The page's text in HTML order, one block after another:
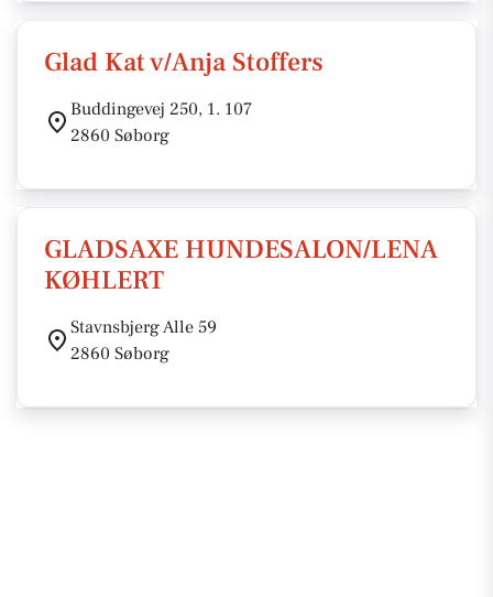
Glad Kat v/Anja Stoffers
Buddingevej 250, 1. 107
2860 Søborg
GLADSAXE HUNDESALON/LENA
KØHLERT
Stavnsbjerg Alle 59
2860 Søborg